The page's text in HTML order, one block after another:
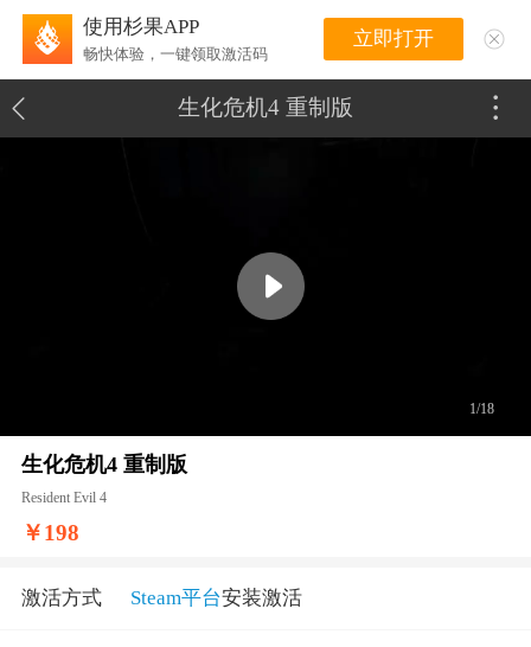
使用杉果APP
畅快体验，一键领取激活码
立即打开
生化危机4 重制版
1/18
生化危机4 重制版
Resident Evil 4
￥198
激活方式 Steam平台安装激活